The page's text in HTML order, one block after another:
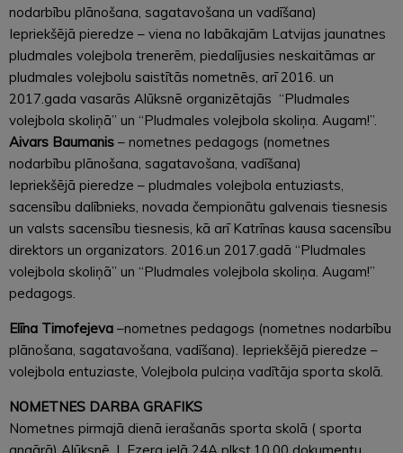
nodarbību plānošana, sagatavošana un vadīšana)
Iepriekšējā pieredze – viena no labākajām Latvijas jaunatnes
pludmales volejbola trenerēm, piedalījusies neskaitāmas ar
pludmales volejbolu saistītās nometnēs, arī 2016. un
2017.gada vasarās Alūksnē organizētajās “Pludmales
volejbola skoliņā” un “Pludmales volejbola skoliņa. Augam!”.
Aivars Baumanis – nometnes pedagogs (nometnes
nodarbību plānošana, sagatavošana, vadīšana)
Iepriekšējā pieredze – pludmales volejbola entuziasts,
sacensību dalībnieks, novada čempionātu galvenais tiesnesis
un valsts sacensību tiesnesis, kā arī Katrīnas kausa sacensību
direktors un organizators. 2016.un 2017.gadā “Pludmales
volejbola skoliņā” un “Pludmales volejbola skoliņa. Augam!”
pedagogs.
Elīna Timofejeva –nometnes pedagogs (nometnes nodarbību
plānošana, sagatavošana, vadīšana). Iepriekšējā pieredze –
volejbola entuziaste, Volejbola pulciņa vadītāja sporta skolā.
NOMETNES DARBA GRAFIKS
Nometnes pirmajā dienā ierašanās sporta skolā ( sporta
angārā) Alūksnē, L.Ezera ielā 24A plkst.10.00 dokumentu